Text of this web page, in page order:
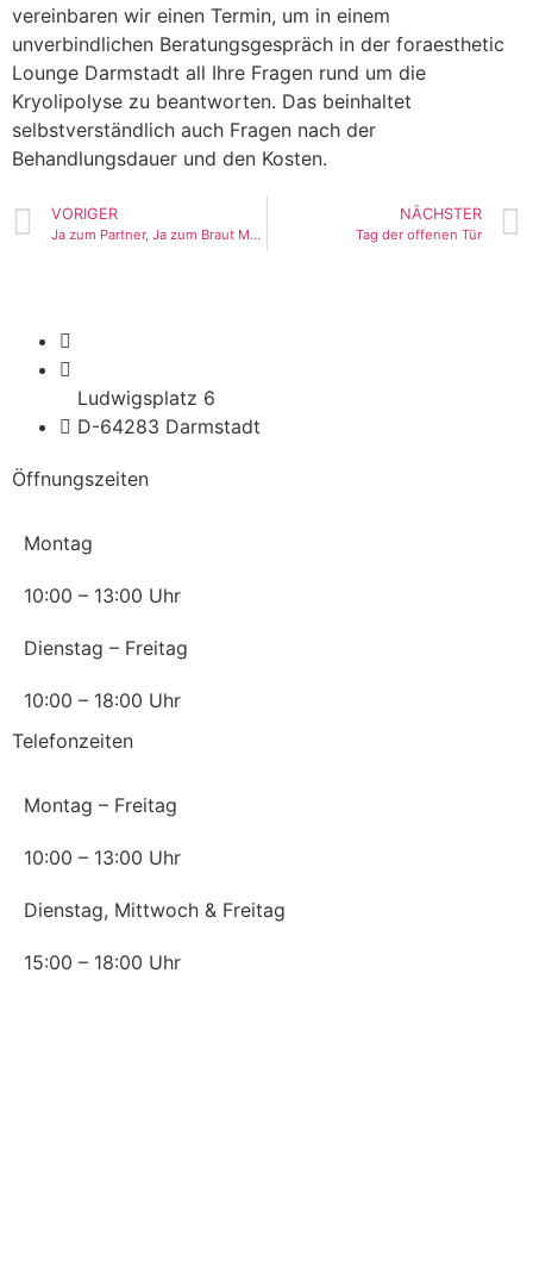
vereinbaren wir einen Termin, um in einem
unverbindlichen Beratungsgespräch in der foraesthetic
Lounge Darmstadt all Ihre Fragen rund um die
Kryolipolyse zu beantworten. Das beinhaltet
selbstverständlich auch Fragen nach der
Behandlungsdauer und den Kosten.
VORIGER
Ja zum Partner, Ja zum Braut Make up von Profis
NÄCHSTER
Tag der offenen Tür
Ludwigsplatz 6
D-64283 Darmstadt
Öffnungszeiten
Montag
10:00 – 13:00 Uhr
Dienstag – Freitag
10:00 – 18:00 Uhr
Telefonzeiten
Montag – Freitag
10:00 – 13:00 Uhr
Dienstag, Mittwoch & Freitag
15:00 – 18:00 Uhr